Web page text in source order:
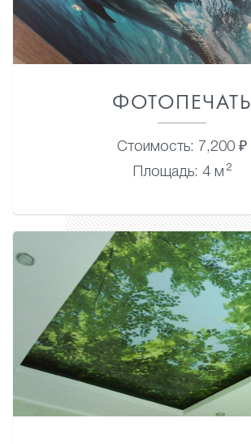
ФОТОПЕЧАТЬ
Стоимость: 7,200 ₽
Площадь: 4 м 2